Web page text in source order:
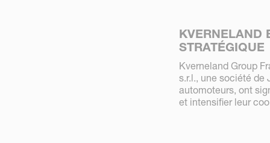
KVERNELAND
STRATÉGIQUE
Kverneland Group
s.r.l., une société de
automoteurs, ont
et intensifier leur